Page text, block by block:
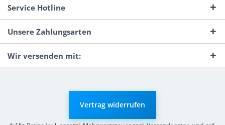
Service Hotline
Unsere Zahlungsarten
Wir versenden mit:
Vertrag widerrufen